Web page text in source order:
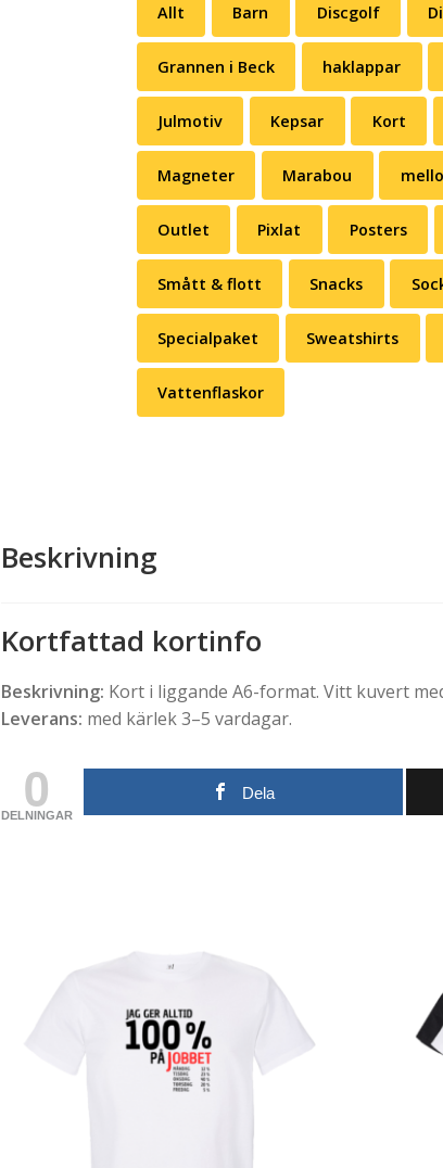
Allt Barn Discgolf
Grannen i Beck haklappar
Julmotiv Kepsar Kort
Magneter Marabou mello
Outlet Pixlat Posters
Smått & flott Snacks
Specialpaket Sweatshirts
Vattenflaskor
Beskrivning
Kortfattad kortinfo
Beskrivning: Kort i liggande A6-format. Vitt kuvert
Leverans: med kärlek 3–5 vardagar.
0
DELNINGAR
Dela